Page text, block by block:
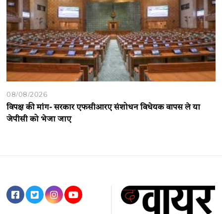
08/08/2026
विपक्ष की मांग- सरकार एफसीआरए संशोधन विधेयक वापस ले या
जेपीसी को भेजा जाए